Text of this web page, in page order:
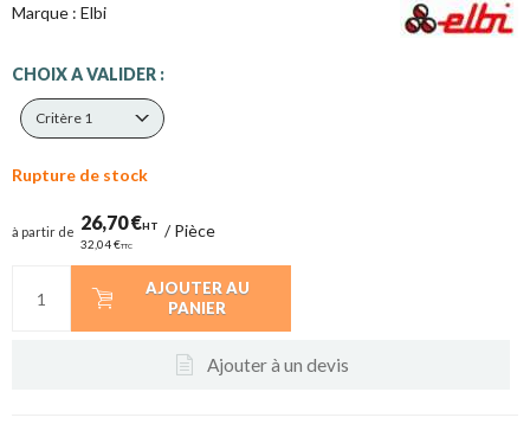
Marque : Elbi
CHOIX A VALIDER :
Critère 1
Rupture de stock
à partir de 26,70 €HT
32,04 €TTC
/Pièce
AJOUTER AU
PANIER
Ajouter à un devis